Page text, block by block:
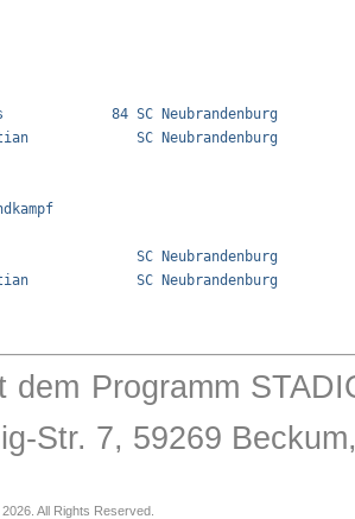
84 SC Neubrandenburg
SC Neubrandenburg
Endkampf
SC
SC
dem Programm
Str. 7, 59269
All Rights Reserved.